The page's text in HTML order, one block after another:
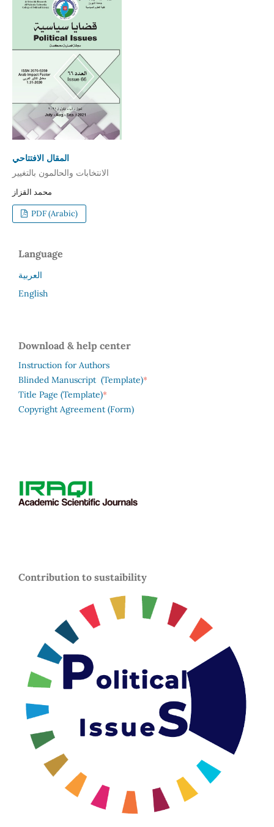
المقال الافتتاحي
الانتخابات والحالمون بالتغيير
محمد القزاز
PDF (Arabic)
Language
العربية
English
Download & help center
Instruction for Authors
Blinded Manuscript (Template)*
Title Page (Template)*
Copyright Agreement (Form)
Contribution to sustaibility